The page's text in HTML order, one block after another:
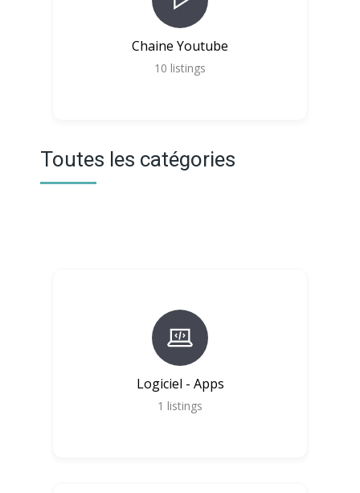
Chaine Youtube
10 listings
Toutes les catégories
Logiciel - Apps
1 listings